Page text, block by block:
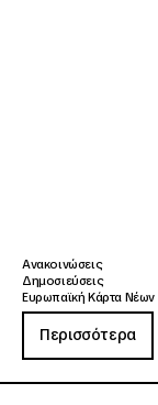
Ανακοινώσεις
Δημοσιεύσεις
Ευρωπαϊκή Κάρτα Νέων
Περισσότερα